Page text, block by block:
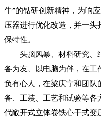
牛”的钻研创新精神，为响
压器进行优化改造，并一头
保特性。
头脑风暴、材料研究、
备为友、以电脑为伴，在工
负有心人，在梁庆宁和团队
备、工装、工艺和试验等各
代敞开式立体卷铁心干式变